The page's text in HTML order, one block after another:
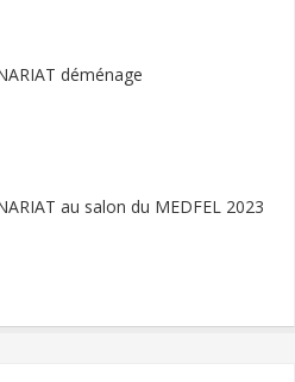
déménage
au salon du MEDFEL 2023